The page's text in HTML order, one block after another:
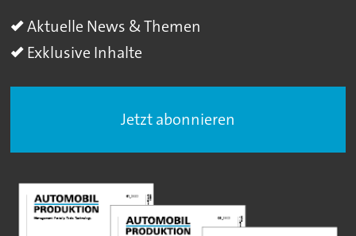
Aktuelle News & Themen
Exklusive Inhalte
Jetzt abonnieren